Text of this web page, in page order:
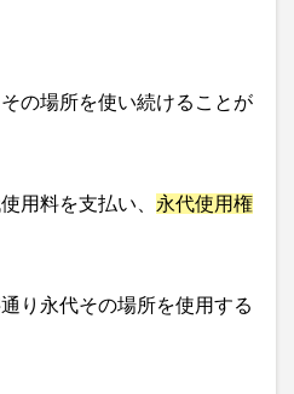
の場所を使い続けることが
用料を支払い、 永代使用権
り永代その場所を使用する